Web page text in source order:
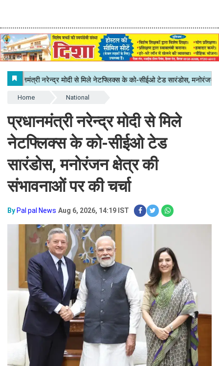
Home National
प्रधानमंत्री नरेन्द्र मोदी से मिले
नेटफ्लिक्स के को-सीईओ टेड
सारंडोस, मनोरंजन क्षेत्र की
संभावनाओं पर की चर्चा
By Pal pal News Aug 6, 2026, 14:19 IST